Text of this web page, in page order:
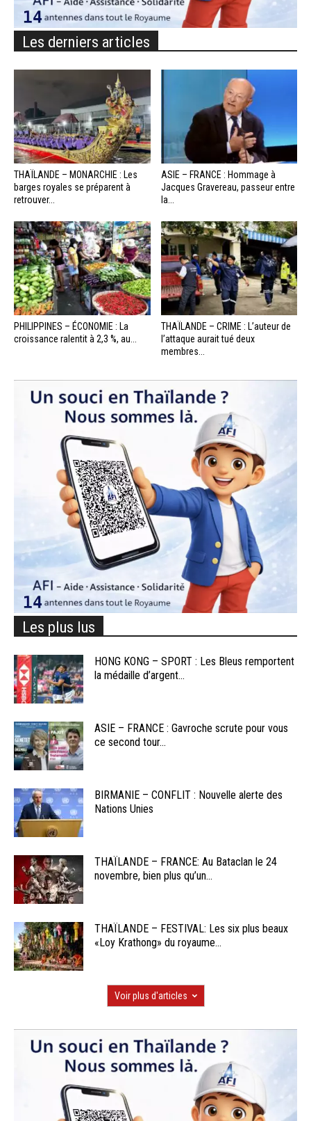
Les derniers articles
THAÏLANDE – MONARCHIE : Les
barges royales se préparent à
retrouver...
ASIE – FRANCE : Hommage à
Jacques Gravereau, passeur entre
la...
PHILIPPINES – ÉCONOMIE : La
croissance ralentit à 2,3 %, au...
THAÏLANDE – CRIME : L’auteur de
l’attaque aurait tué deux
membres...
Les plus lus
HONG KONG – SPORT : Les Bleus remportent
la médaille d’argent...
ASIE – FRANCE : Gavroche scrute pour vous
ce second tour...
BIRMANIE – CONFLIT : Nouvelle alerte des
Nations Unies
THAÏLANDE – FRANCE: Au Bataclan le 24
novembre, bien plus qu’un...
THAÏLANDE – FESTIVAL: Les six plus beaux
«Loy Krathong» du royaume...
Voir plus d'articles